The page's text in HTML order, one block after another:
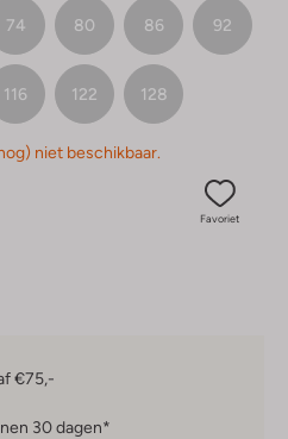
74 80 86 92
116 122 128
niet beschikbaar.
Favoriet
€75,-
30 dagen*